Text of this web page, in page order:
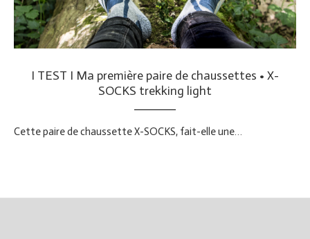
I TEST I Ma première paire de chaussettes • X-
SOCKS trekking light
Cette paire de chaussette X-SOCKS, fait-elle une…